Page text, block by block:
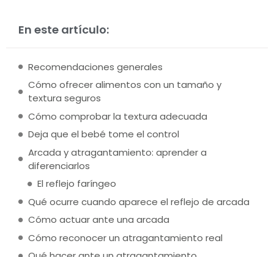
En este artículo:
Recomendaciones generales
Cómo ofrecer alimentos con un tamaño y
textura seguros
Cómo comprobar la textura adecuada
Deja que el bebé tome el control
Arcada y atragantamiento: aprender a
diferenciarlos
El reflejo faríngeo
Qué ocurre cuando aparece el reflejo de arcada
Cómo actuar ante una arcada
Cómo reconocer un atragantamiento real